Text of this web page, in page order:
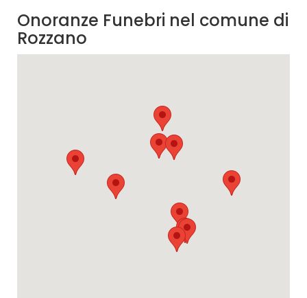
Onoranze Funebri nel comune di
Rozzano